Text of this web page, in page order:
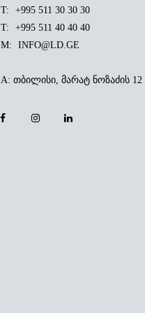
T:
+995 511 30 30 30
T:
+995 511 40 40 40
M:
INFO@LD.GE
A: თბილისი, მარატ ნოზაძის 12